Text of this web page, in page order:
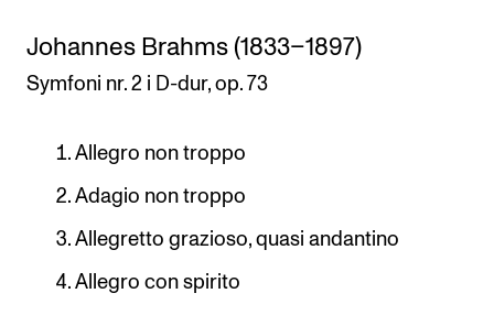
Johannes Brahms (1833–1897)
Symfoni nr. 2 i D-dur, op. 73
Allegro non troppo
Adagio non troppo
Allegretto grazioso, quasi andantino
Allegro con spirito